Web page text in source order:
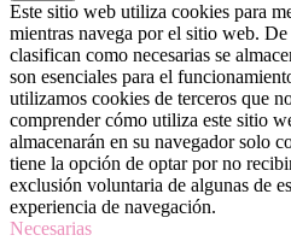
Este sitio web utiliza cookies para
mientras navega por el sitio web. De
clasifican como necesarias se
son esenciales para el
utilizamos cookies de terceros que
comprender cómo utiliza este sitio
almacenarán en su navegador solo
tiene la opción de optar por no
exclusión voluntaria de algunas de
experiencia de navegación.
Necesarias